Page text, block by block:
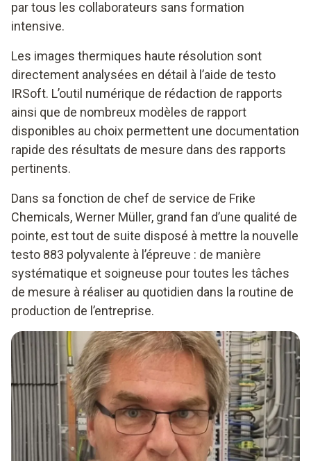
par tous les collaborateurs sans formation
intensive.
Les images thermiques haute résolution sont
directement analysées en détail à l’aide de testo
IRSoft. L’outil numérique de rédaction de rapports
ainsi que de nombreux modèles de rapport
disponibles au choix permettent une documentation
rapide des résultats de mesure dans des rapports
pertinents.
Dans sa fonction de chef de service de Frike
Chemicals, Werner Müller, grand fan d’une qualité de
pointe, est tout de suite disposé à mettre la nouvelle
testo 883 polyvalente à l’épreuve : de manière
systématique et soigneuse pour toutes les tâches
de mesure à réaliser au quotidien dans la routine de
production de l’entreprise.